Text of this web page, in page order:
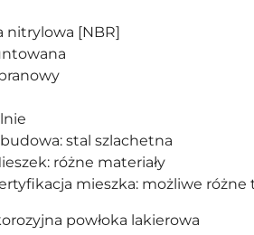
nitrylowa [NBR]
stal szlachetna
różne materiały
mieszka: możliwe różne
powłoka lakierowa